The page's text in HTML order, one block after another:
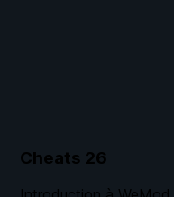
Cheats 26